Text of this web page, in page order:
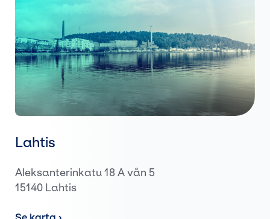
Lahtis
Aleksanterinkatu 18 A vån 5
15140 Lahtis